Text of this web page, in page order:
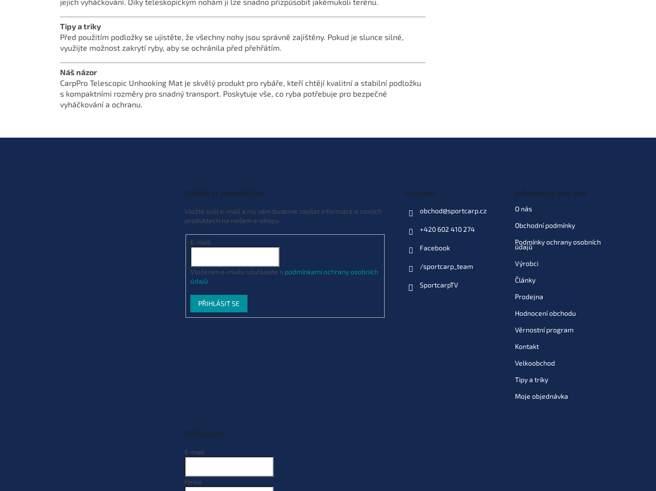
Tipy a triky
Před použitím podložky se ujistěte, že všechny nohy jsou správně zajištěny. Pokud je slunce silné,
využijte možnost zakrytí ryby, aby se ochránila před přehřátím.
Náš názor
CarpPro Telescopic Unhooking Mat je skvělý produkt pro rybáře, kteří chtějí kvalitní a stabilní podložku
s kompaktními rozměry pro snadný transport. Poskytuje vše, co ryba potřebuje pro bezpečné
vyháčkování a ochranu.
Odebírat newsletter
Vložte svůj e-mail a my vám budeme zasílat informace o nových
produktech na našem e-shopu.
E-mail
Vložením e-mailu souhlasíte s podmínkami ochrany osobních
údajů
PŘIHLÁSIT SE
Kontakt
obchod@sportcarp.cz
+420 602 410 274
Facebook
/sportcarp_team
SportcarpTV
Informace pro vás
O nás
Obchodní podmínky
Podmínky ochrany osobních
údajů
Výrobci
Články
Prodejna
Hodnocení obchodu
Věrnostní program
Kontakt
Velkoobchod
Tipy a triky
Moje objednávka
Přihlášení
E-mail
Heslo